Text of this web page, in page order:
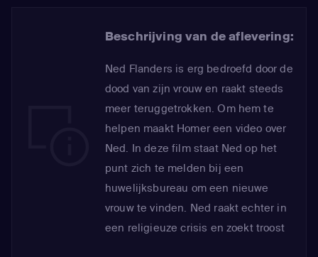
Beschrijving van de aflevering:
Ned Flanders is erg bedroefd door de
dood van zijn vrouw en raakt steeds
meer teruggetrokken. Om hem te
helpen maakt Homer een video over
Ned. In deze film staat Ned op het
punt zich te melden bij een
huwelijksbureau om een nieuwe
vrouw te vinden. Ned raakt echter in
een religieuze crisis en zoekt troost